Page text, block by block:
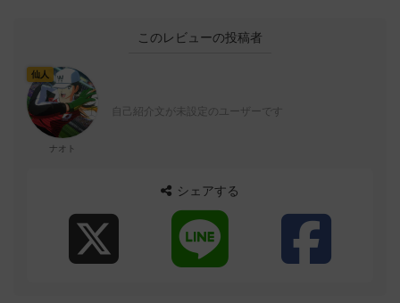
このレビューの投稿者
仙人
ナオト
自己紹介文が未設定のユーザーです
シェアする